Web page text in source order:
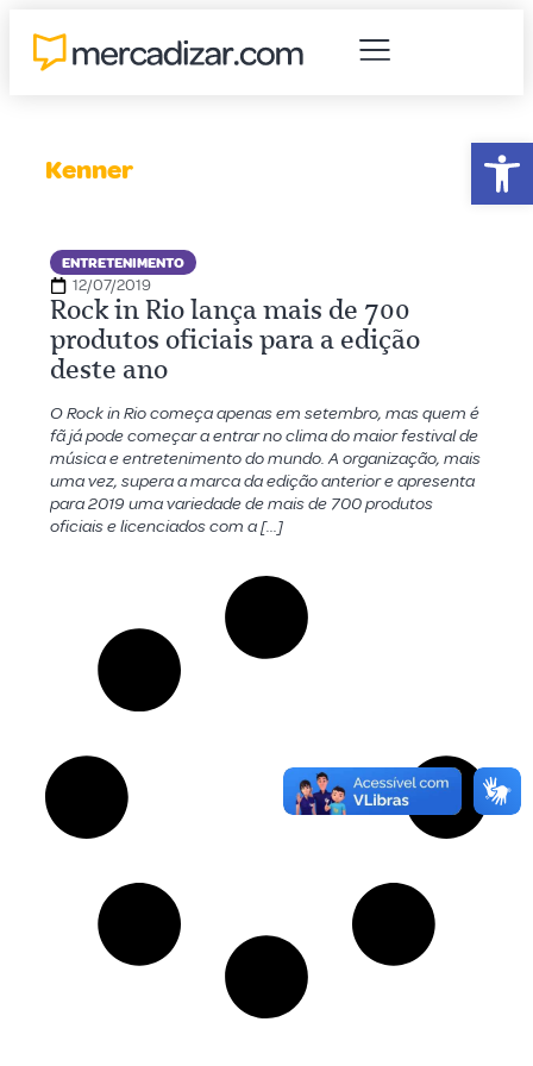
Kenner
ENTRETENIMENTO
12/07/2019
Rock in Rio lança mais de 700
produtos oficiais para a edição
deste ano
O Rock in Rio começa apenas em setembro, mas quem é
fã já pode começar a entrar no clima do maior festival de
música e entretenimento do mundo. A organização, mais
uma vez, supera a marca da edição anterior e apresenta
para 2019 uma variedade de mais de 700 produtos
oficiais e licenciados com a […]